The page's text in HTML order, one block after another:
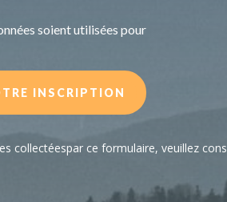
soient utilisées pour
INSCRIPTION
collectéespar ce formulaire, veuillez